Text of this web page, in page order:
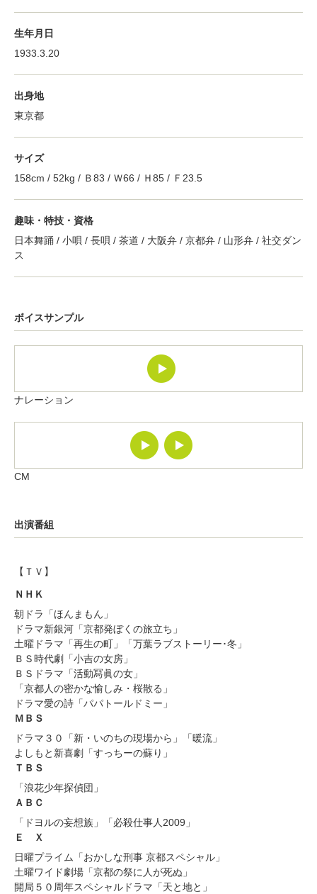
生年月日
1933.3.20
出身地
東京都
サイズ
158cm / 52kg / Ｂ83 / Ｗ66 / Ｈ85 / Ｆ23.5
趣味・特技・資格
日本舞踊 / 小唄 / 長唄 / 茶道 / 大阪弁 / 京都弁 / 山形弁 / 社交ダン
ス
ボイスサンプル
ナレーション
CM
出演番組
【ＴＶ】
ＮＨＫ
朝ドラ「ほんまもん」
ドラマ新銀河「京都発ぼくの旅立ち」
土曜ドラマ「再生の町」「万葉ラブストーリー･冬」
ＢＳ時代劇「小吉の女房」
ＢＳドラマ「活動冩眞の女」
「京都人の密かな愉しみ・桜散る」
ドラマ愛の詩「パパトールドミー」
ＭＢＳ
ドラマ３０「新・いのちの現場から」「暖流」
よしもと新喜劇「すっちーの蘇り」
ＴＢＳ
「浪花少年探偵団」
ＡＢＣ
「ドヨルの妄想族」「必殺仕事人2009」
Ｅ Ｘ
日曜プライム「おかしな刑事 京都スペシャル」
土曜ワイド劇場「京都の祭に人が死ぬ」
開局５０周年スペシャルドラマ「天と地と」